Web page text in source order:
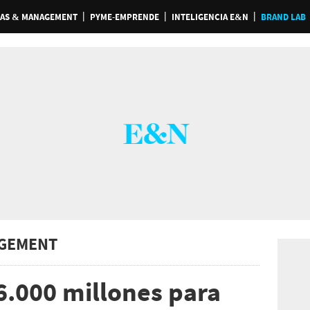
& MANAGEMENT PYME-EMPRENDE INTELIGENCIA E&N BRAND LAB
millones para